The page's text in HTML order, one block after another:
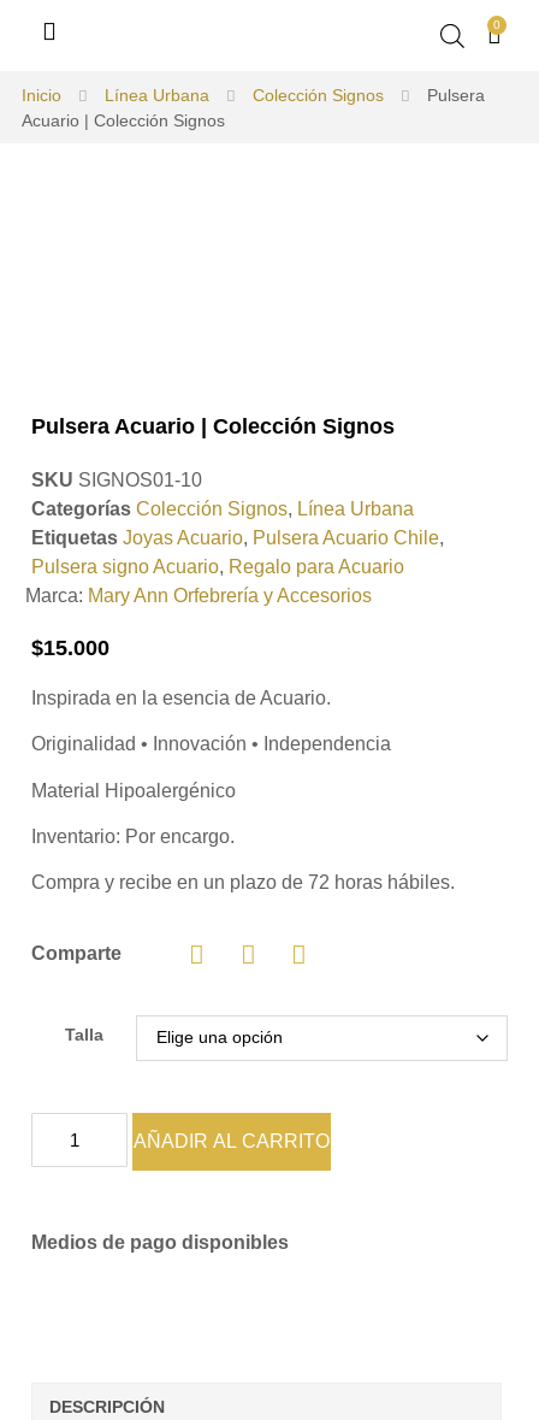
0
Inicio Línea Urbana Colección Signos
Pulsera
Acuario | Colección Signos
Pulsera Acuario | Colección Signos
SKU SIGNOS01-10
Categorías Colección Signos, Línea Urbana
Etiquetas Joyas Acuario, Pulsera Acuario Chile,
Pulsera signo Acuario, Regalo para Acuario
Marca: Mary Ann Orfebrería y Accesorios
$15.000
Inspirada en la esencia de Acuario.
Originalidad • Innovación • Independencia
Material Hipoalergénico
Inventario: Por encargo.
Compra y recibe en un plazo de 72 horas hábiles.
Comparte
Talla
AÑADIR AL CARRITO
Medios de pago disponibles
DESCRIPCIÓN